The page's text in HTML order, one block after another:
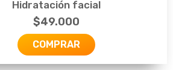
Hidratación facial
$49.000
COMPRAR